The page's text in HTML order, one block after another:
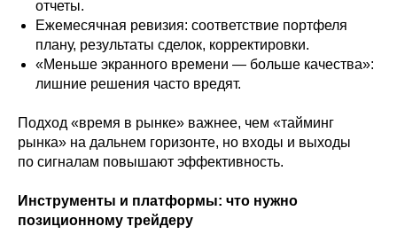
отчеты.
Ежемесячная ревизия: соответствие портфеля
плану, результаты сделок, корректировки.
«Меньше экранного времени — больше качества»:
лишние решения часто вредят.
Подход «время в рынке» важнее, чем «тайминг
рынка» на дальнем горизонте, но входы и выходы
по сигналам повышают эффективность.
Инструменты и платформы: что нужно
позиционному трейдеру